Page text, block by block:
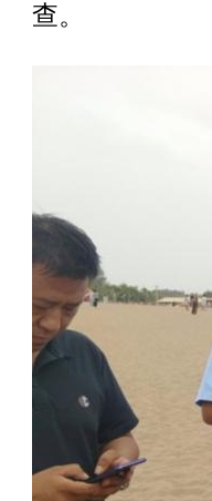
查。